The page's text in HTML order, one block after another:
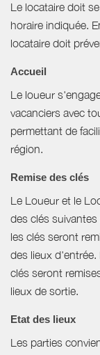
Le locataire doit
horaire indiquée.
locataire doit
Accueil
Le loueur
vacanciers avec
permettant de
région.
Remise des clés
Le Loueur et le
des clés suivantes
les clés seront
des lieux d'entrée.
clés seront
lieux de sortie.
Etat des lieux
Les parties